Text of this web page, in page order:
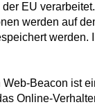
EU
werden auf
Beacon
Online-